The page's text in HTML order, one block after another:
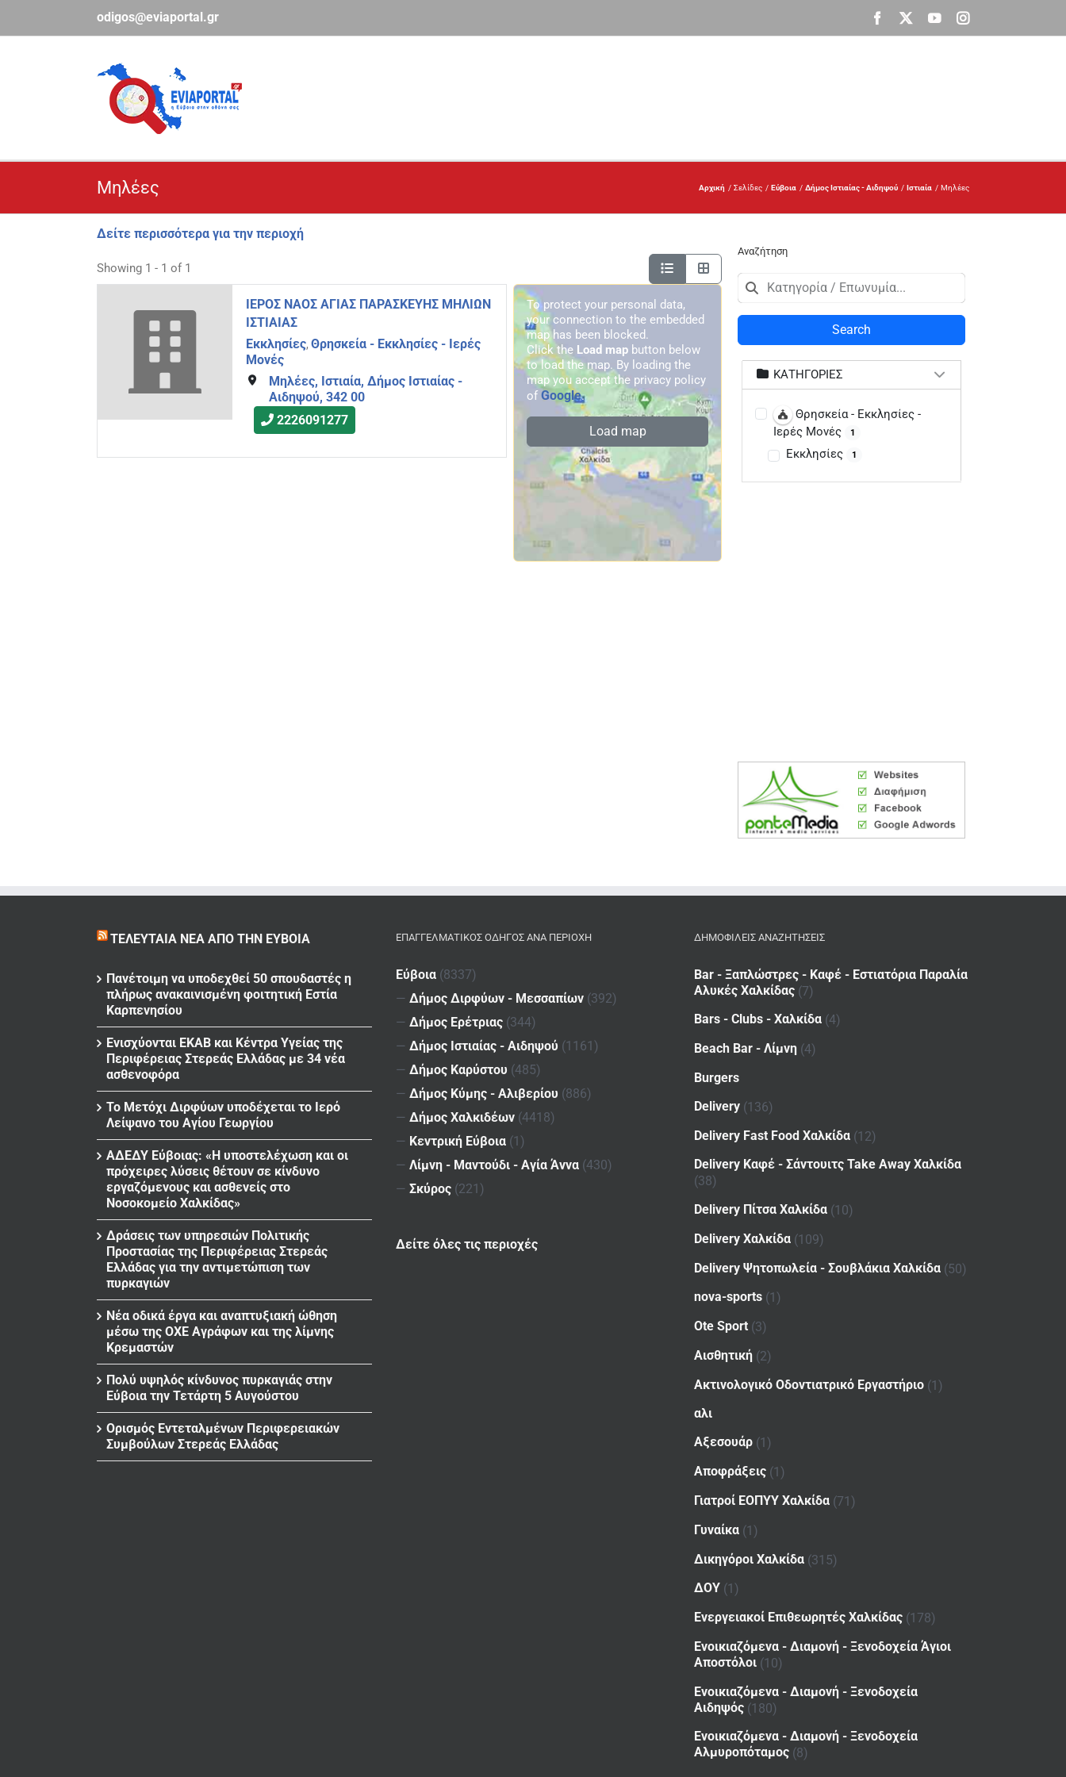
περιεχόμενο
odigos@eviaportal.gr Facebook
X YouTubeInstagram
Μηλέες Αρχική Σελίδες Εύβοια Δήμος Ιστιαίας - Αιδηψού Ιστιαία Μηλέες
Δείτε περισσότερα για την περιοχή
Showing 1 - 1 of 1
ΙΕΡΟΣ ΝΑΟΣ ΑΓΙΑΣ ΠΑΡΑΣΚΕΥΗΣ ΜΗΛΙΩΝ
ΙΣΤΙΑΙΑΣ
Εκκλησίες, Θρησκεία - Εκκλησίες - Ιερές
Μονές
Μηλέες, Ιστιαία, Δήμος Ιστιαίας -
Αιδηψού, 342 00
2226091277
To protect your personal data,
your connection to the embedded
map has been blocked.
Click the Load map button below
to load the map. By loading the
map you accept the privacy policy
ofGoogle.
Load map
Αναζήτηση
Search
ΚΑΤΗΓΟΡΊΕΣ
Θρησκεία - Εκκλησίες -
Ιερές Μονές
1
Εκκλησίες 1
ΤΕΛΕΥΤΑΊΑ ΝΈΑ ΑΠΌ ΤΗΝ ΕΎΒΟΙΑ
Πανέτοιμη να υποδεχθεί 50 σπουδαστές η
πλήρως ανακαινισμένη φοιτητική Εστία
Καρπενησίου
Ενισχύονται ΕΚΑΒ και Κέντρα Υγείας της
Περιφέρειας Στερεάς Ελλάδας με 34 νέα
ασθενοφόρα
Το Μετόχι Διρφύων υποδέχεται το Ιερό
Λείψανο του Αγίου Γεωργίου
ΑΔΕΔΥ Εύβοιας: «Η υποστελέχωση και οι
πρόχειρες λύσεις θέτουν σε κίνδυνο
εργαζόμενους και ασθενείς στο
Νοσοκομείο Χαλκίδας»
Δράσεις των υπηρεσιών Πολιτικής
Προστασίας της Περιφέρειας Στερεάς
Ελλάδας για την αντιμετώπιση των
πυρκαγιών
Νέα οδικά έργα και αναπτυξιακή ώθηση
μέσω της ΟΧΕ Αγράφων και της λίμνης
Κρεμαστών
Πολύ υψηλός κίνδυνος πυρκαγιάς στην
Εύβοια την Τετάρτη 5 Αυγούστου
Ορισμός Εντεταλμένων Περιφερειακών
Συμβούλων Στερεάς Ελλάδας
ΕΠΑΓΓΕΛΜΑΤΙΚΌΣ ΟΔΗΓΌΣ ΑΝΆ ΠΕΡΙΟΧΉ
Εύβοια (8337)
— Δήμος Διρφύων - Μεσσαπίων (392)
— Δήμος Ερέτριας (344)
— Δήμος Ιστιαίας - Αιδηψού (1161)
— Δήμος Καρύστου (485)
— Δήμος Κύμης - Αλιβερίου (886)
— Δήμος Χαλκιδέων (4418)
— Κεντρική Εύβοια (1)
— Λίμνη - Μαντούδι - Αγία Άννα (430)
— Σκύρος (221)
Δείτε όλες τις περιοχές
ΔΗΜΟΦΙΛΕΙΣ ΑΝΑΖΗΤΗΣΕΙΣ
Bar - Ξαπλώστρες - Καφέ - Εστιατόρια Παραλία
Αλυκές Χαλκίδας (7)
Bars - Clubs - Χαλκίδα (4)
Beach Bar - Λίμνη (4)
Burgers
Delivery (136)
Delivery Fast Food Χαλκίδα (12)
Delivery Καφέ - Σάντουιτς Take Away Χαλκίδα
(38)
Delivery Πίτσα Χαλκίδα (10)
Delivery Χαλκίδα (109)
Delivery Ψητοπωλεία - Σουβλάκια Χαλκίδα (50)
nova-sports (1)
Ote Sport (3)
Αισθητική (2)
Ακτινολογικό Οδοντιατρικό Εργαστήριο (1)
αλι
Αξεσουάρ (1)
Αποφράξεις (1)
Γιατροί ΕΟΠΥΥ Χαλκίδα (71)
Γυναίκα (1)
Δικηγόροι Χαλκίδα (315)
ΔΟΥ (1)
Ενεργειακοί Επιθεωρητές Χαλκίδας (178)
Ενοικιαζόμενα - Διαμονή - Ξενοδοχεία Άγιοι
Αποστόλοι (10)
Ενοικιαζόμενα - Διαμονή - Ξενοδοχεία
Αιδηψός (180)
Ενοικιαζόμενα - Διαμονή - Ξενοδοχεία
Αλμυροπόταμος (8)